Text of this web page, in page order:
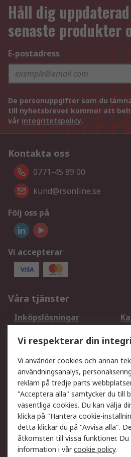
Håll dig
senaste produkter
E-postadress
De personuppgifter som du
till nyhetsbrevet kommer att
vår integritetspolicy.
Kontakta oss
0771-45 89 00
kund@rsonline.se
Följ oss på
Vi accepterar
Våra tjänster
Inköpslösningar
DesignSpark
Ditt lokala säljteam
Support
Få hjälp
Leverans
Begär en fakturakopi
Betalningsalternativ
Vi respekterar din
Vi använder cookies och annan
användningsanalys,
reklam på tredje parts
"Acceptera alla" samtycker du till
väsentliga cookies. Du kan välja
klicka på "Hantera cookie-
detta klickar du på "Avvisa alla".
åtkomsten till vissa funktioner.
information i vårcookie policy.